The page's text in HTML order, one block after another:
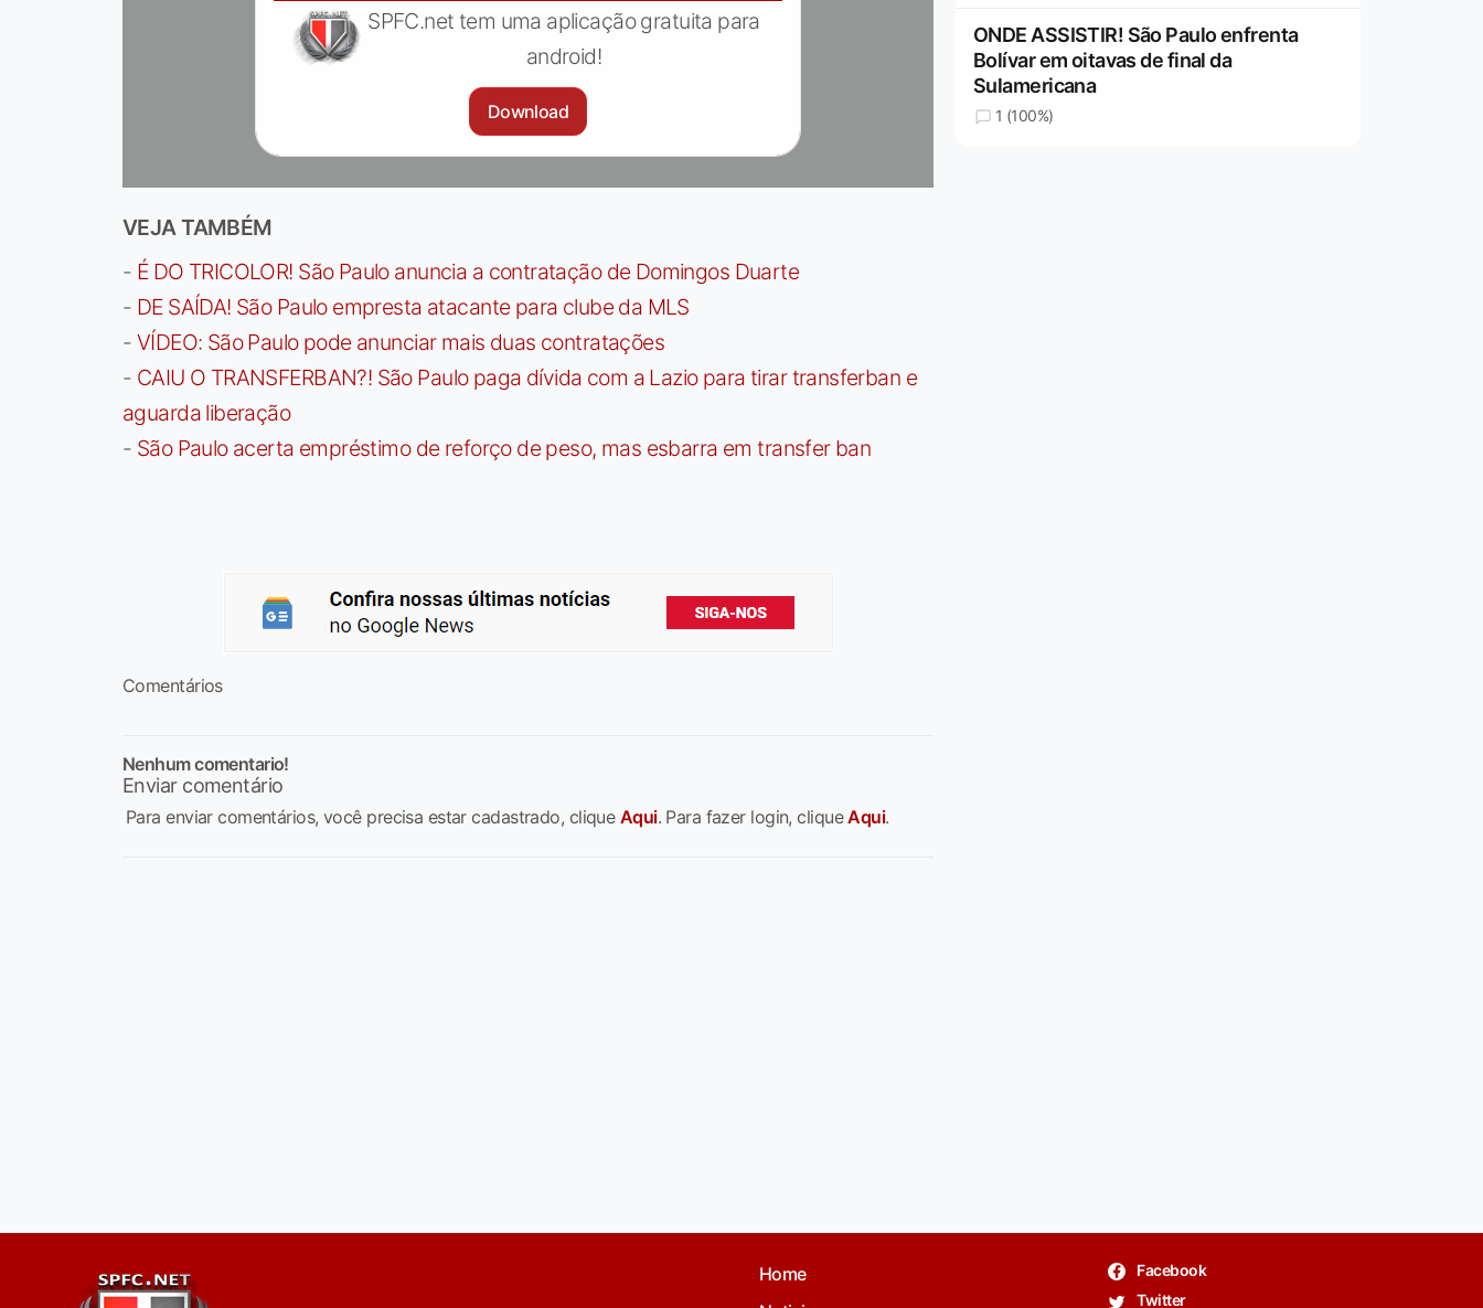
SPFC.net tem uma aplicação gratuita para
android!
Download
VEJA TAMBÉM
- É DO TRICOLOR! São Paulo anuncia a contratação de Domingos Duarte
- DE SAÍDA! São Paulo empresta atacante para clube da MLS
- VÍDEO: São Paulo pode anunciar mais duas contratações
- CAIU O TRANSFERBAN?! São Paulo paga dívida com a Lazio para tirar transferban e
aguarda liberação
- São Paulo acerta empréstimo de reforço de peso, mas esbarra em transfer ban
Comentários
Nenhum comentario!
Enviar comentário
Para enviar comentários, você precisa estar cadastrado, clique Aqui. Para fazer login, cliqueAqui.
ONDE ASSISTIR! São Paulo enfrenta
Bolívar em oitavas de final da
Sulamericana
1 (100%)
Home
Facebook
Twitter